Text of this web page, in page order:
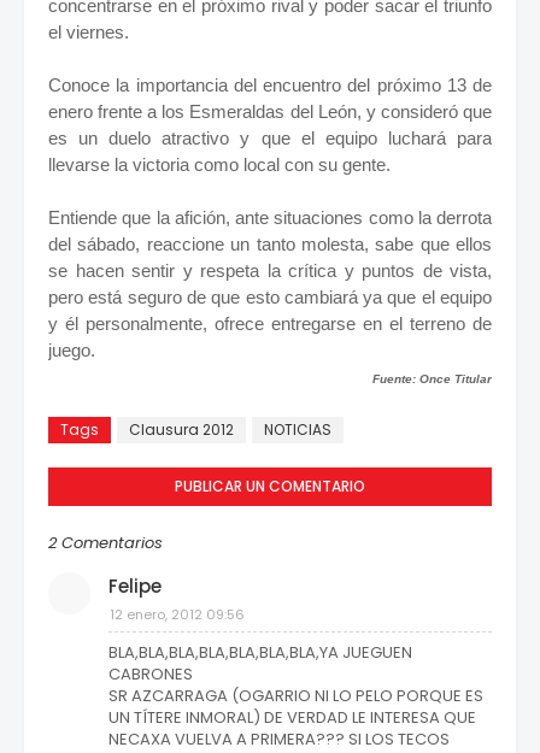
concentrarse en el próximo rival y poder sacar el triunfo
el viernes.
Conoce la importancia del encuentro del próximo 13 de
enero frente a los Esmeraldas del León, y consideró que
es un duelo atractivo y que el equipo luchará para
llevarse la victoria como local con su gente.
Entiende que la afición, ante situaciones como la derrota
del sábado, reaccione un tanto molesta, sabe que ellos
se hacen sentir y respeta la crítica y puntos de vista,
pero está seguro de que esto cambiará ya que el equipo
y él personalmente, ofrece entregarse en el terreno de
juego.
Fuente: Once Titular
Tags Clausura 2012 NOTICIAS
PUBLICAR UN COMENTARIO
2 Comentarios
Felipe
12 enero, 2012 09:56
BLA,BLA,BLA,BLA,BLA,BLA,BLA,YA JUEGUEN
CABRONES
SR AZCARRAGA (OGARRIO NI LO PELO PORQUE ES
UN TÍTERE INMORAL) DE VERDAD LE INTERESA QUE
NECAXA VUELVA A PRIMERA??? SI LOS TECOS